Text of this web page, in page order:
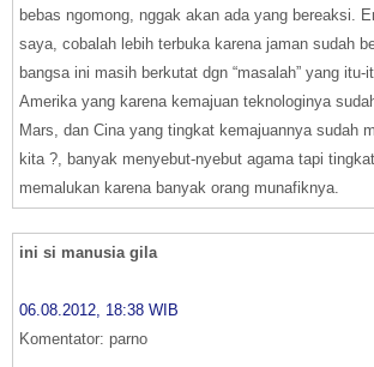
bebas ngomong, nggak akan ada yang bereaksi.
saya, cobalah lebih terbuka karena jaman sudah
bangsa ini masih berkutat dgn “masalah” yang
Amerika yang karena kemajuan teknologinya
Mars, dan Cina yang tingkat kemajuannya sudah
kita ?, banyak menyebut-nyebut agama tapi
memalukan karena banyak orang munafiknya.
ini si manusia gila
06.08.2012, 18:38 WIB
Komentator: parno